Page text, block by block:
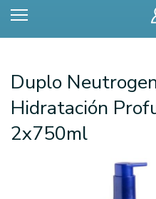
Duplo
Hidratación
2x750ml